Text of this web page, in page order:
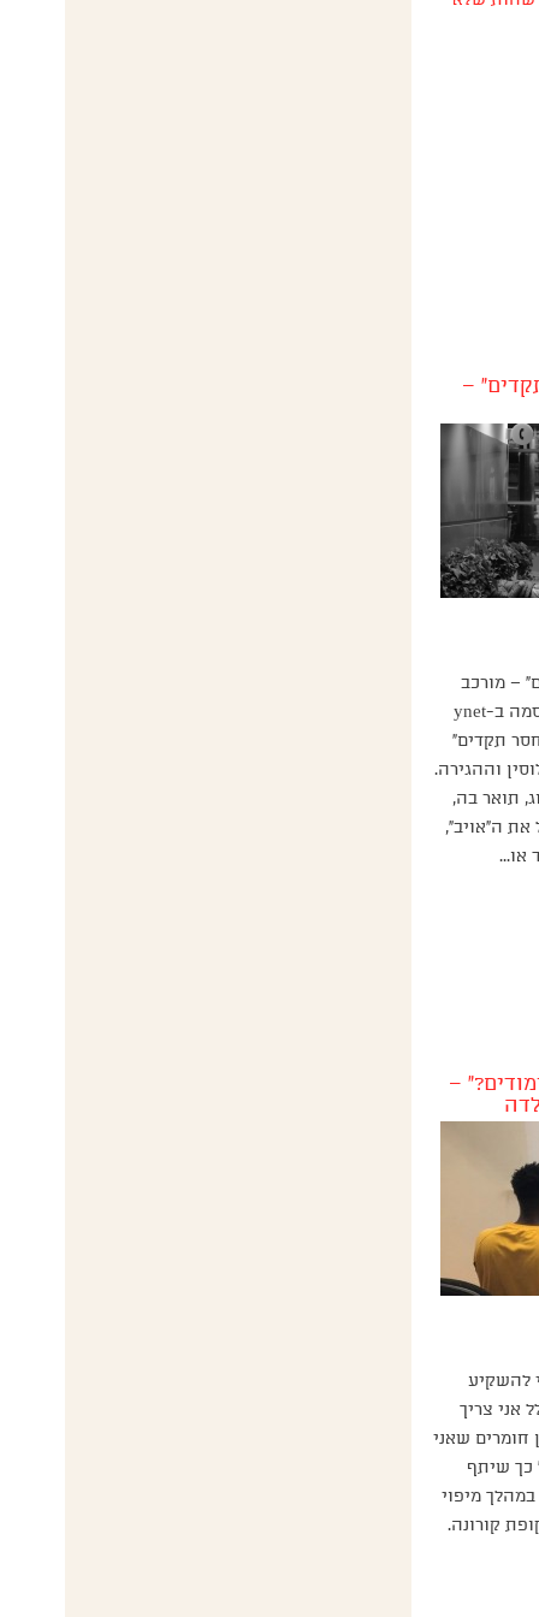
–
– מורכב
משקרים ב-2/7/22 התפרסמה ב-ynet
תקדים”
וההגירה.
תואר בה,
ה”אויב”,
או...
–
להשקיע
אני צריך
חומרים שאני
כך שיתף
שפגשנו במהלך מיפוי
קורונה.